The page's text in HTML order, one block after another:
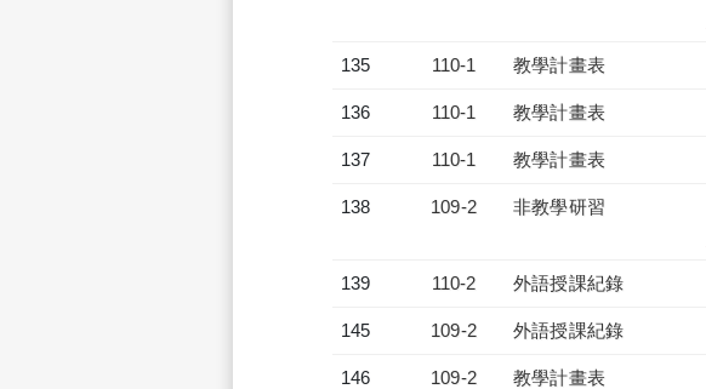
135 110-1 教學計畫表
136 110-1 教學計畫表
137 110-1 教學計畫表
138 109-2 非教學研習
139 110-2 外語授課紀錄
145 109-2 外語授課紀錄
146 109-2 教學計畫表